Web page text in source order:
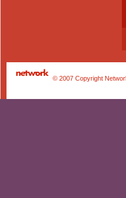
© 2007 Copyright